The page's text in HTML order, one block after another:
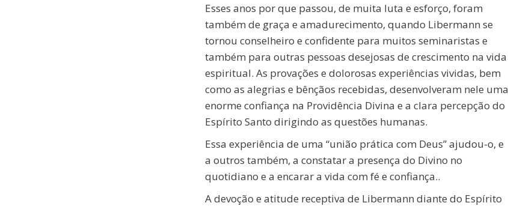
Esses anos por que passou, de muita luta e esforço, foram
também de graça e amadurecimento, quando Libermann se
tornou conselheiro e confidente para muitos seminaristas e
também para outras pessoas desejosas de crescimento na vida
espiritual. As provações e dolorosas experiências vividas, bem
como as alegrias e bênçãos recebidas, desenvolveram nele uma
enorme confiança na Providência Divina e a clara percepção do
Espírito Santo dirigindo as questões humanas.
Essa experiência de uma “união prática com Deus” ajudou-o, e
a outros também, a constatar a presença do Divino no
quotidiano e a encarar a vida com fé e confiança..
A devoção e atitude receptiva de Libermann diante do Espírito